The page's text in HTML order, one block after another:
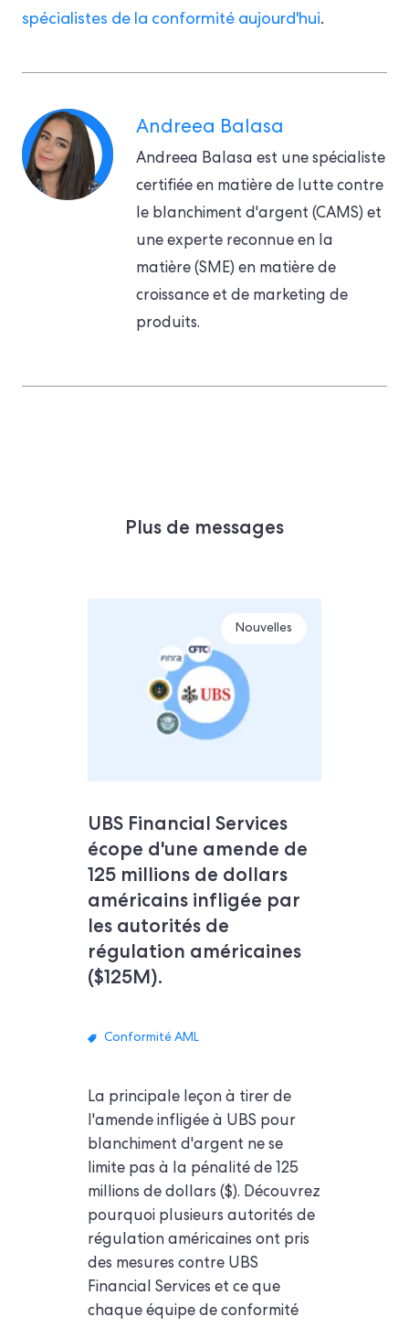
spécialistes de la conformité aujourd'hui.
Andreea Balasa
Andreea Balasa est une spécialiste
certifiée en matière de lutte contre
le blanchiment d'argent (CAMS) et
une experte reconnue en la
matière (SME) en matière de
croissance et de marketing de
produits.
Plus de messages
Nouvelles
UBS Financial Services
écope d'une amende de
125 millions de dollars
américains infligée par
les autorités de
régulation américaines
($125M).
Conformité AML
La principale leçon à tirer de
l'amende infligée à UBS pour
blanchiment d'argent ne se
limite pas à la pénalité de 125
millions de dollars ($). Découvrez
pourquoi plusieurs autorités de
régulation américaines ont pris
des mesures contre UBS
Financial Services et ce que
chaque équipe de conformité